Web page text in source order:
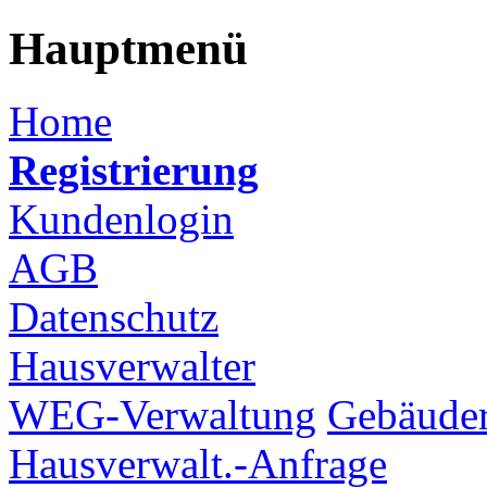
Hauptmenü
Home
Registrierung
Kundenlogin
AGB
Datenschutz
Hausverwalter
WEG-Verwaltung
Hausverwalt.-Anfrage